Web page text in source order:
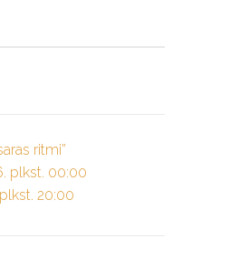
ritmi”
plkst. 00:00
20:00